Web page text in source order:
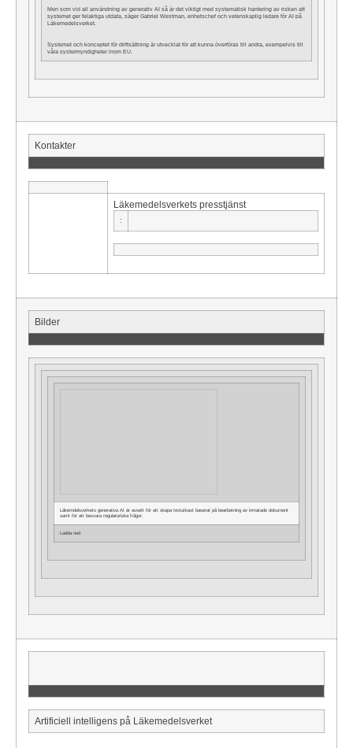
Men som vid all användning av generativ AI så är det viktigt med systematisk hantering av risken att
systemet ger felaktiga utdata, säger Gabriel Westman, enhetschef och vetenskaplig ledare för AI på
Läkemedelsverket.
Systemet och konceptet för driftsättning är utvecklat för att kunna överföras till andra, exempelvis till
våra systermyndigheter inom EU.
Kontakter
Läkemedelsverkets presstjänst
:
Bilder
Läkemdelsverkets generativa AI är avsett för att skapa textutkast baserat på bearbetning av inmatade dokument
samt för att besvara regulatoriska frågor.
Ladda ned
Artificiell intelligens på Läkemedelsverket